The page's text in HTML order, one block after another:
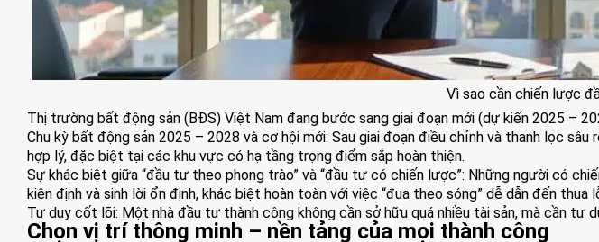
Vì sao cần chiến lược
Thị trường bất động sản (BĐS) Việt Nam đang bước sang giai đoạn mới (dự kiến 2025 –
Chu kỳ bất động sản 2025 – 2028 và cơ hội mới: Sau giai đoạn điều chỉnh và thanh lọc
hợp lý, đặc biệt tại các khu vực có hạ tầng trọng điểm sắp hoàn thiện.
Sự khác biệt giữa “đầu tư theo phong trào” và “đầu tư có chiến lược”: Những người có
kiên định và sinh lời ổn định, khác biệt hoàn toàn với việc “đua theo sóng” dễ dẫn đến thua
Tư duy cốt lõi: Một nhà đầu tư thành công không cần sở hữu quá nhiều tài sản, mà cần tư
Chọn vị trí thông minh – nền tảng của mọi thành công